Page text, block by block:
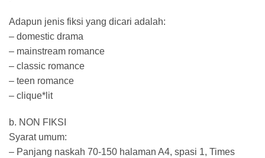
Adapun jenis fiksi yang dicari adalah:
– domestic drama
– mainstream romance
– classic romance
– teen romance
– clique*lit
b. NON FIKSI
Syarat umum:
– Panjang naskah 70-150 halaman A4, spasi 1, Times